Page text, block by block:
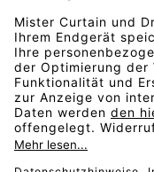
Sicherheit